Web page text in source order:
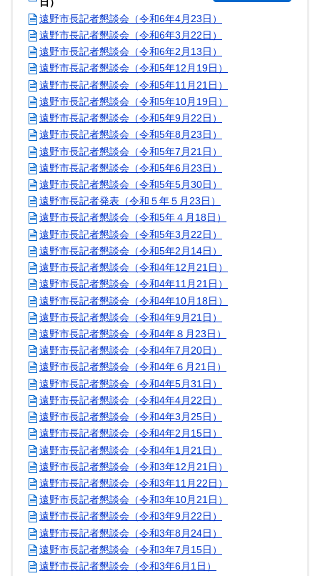
遠野市長記者懇談会（令和6年4月23日）
遠野市長記者懇談会（令和6年3月22日）
遠野市長記者懇談会（令和6年2月13日）
遠野市長記者懇談会（令和5年12月19日）
遠野市長記者懇談会（令和5年11月21日）
遠野市長記者懇談会（令和5年10月19日）
遠野市長記者懇談会（令和5年9月22日）
遠野市長記者懇談会（令和5年8月23日）
遠野市長記者懇談会（令和5年7月21日）
遠野市長記者懇談会（令和5年6月23日）
遠野市長記者懇談会（令和5年5月30日）
遠野市長記者発表（令和５年５月23日）
遠野市長記者懇談会（令和5年４月18日）
遠野市長記者懇談会（令和5年3月22日）
遠野市長記者懇談会（令和5年2月14日）
遠野市長記者懇談会（令和4年12月21日）
遠野市長記者懇談会（令和4年11月21日）
遠野市長記者懇談会（令和4年10月18日）
遠野市長記者懇談会（令和4年9月21日）
遠野市長記者懇談会（令和4年８月23日）
遠野市長記者懇談会（令和4年7月20日）
遠野市長記者懇談会（令和4年６月21日）
遠野市長記者懇談会（令和4年5月31日）
遠野市長記者懇談会（令和4年4月22日）
遠野市長記者懇談会（令和4年3月25日）
遠野市長記者懇談会（令和4年2月15日）
遠野市長記者懇談会（令和4年1月21日）
遠野市長記者懇談会（令和3年12月21日）
遠野市長記者懇談会（令和3年11月22日）
遠野市長記者懇談会（令和3年10月21日）
遠野市長記者懇談会（令和3年9月22日）
遠野市長記者懇談会（令和3年8月24日）
遠野市長記者懇談会（令和3年7月15日）
遠野市長記者懇談会（令和3年6月1日）